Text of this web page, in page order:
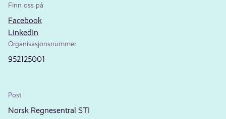
Finn oss på
Facebook
LinkedIn
Organisasjonsnummer
952125001
Post
Norsk Regnesentral STI